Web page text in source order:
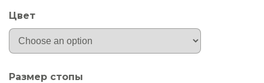
Цвет
Размер стопы